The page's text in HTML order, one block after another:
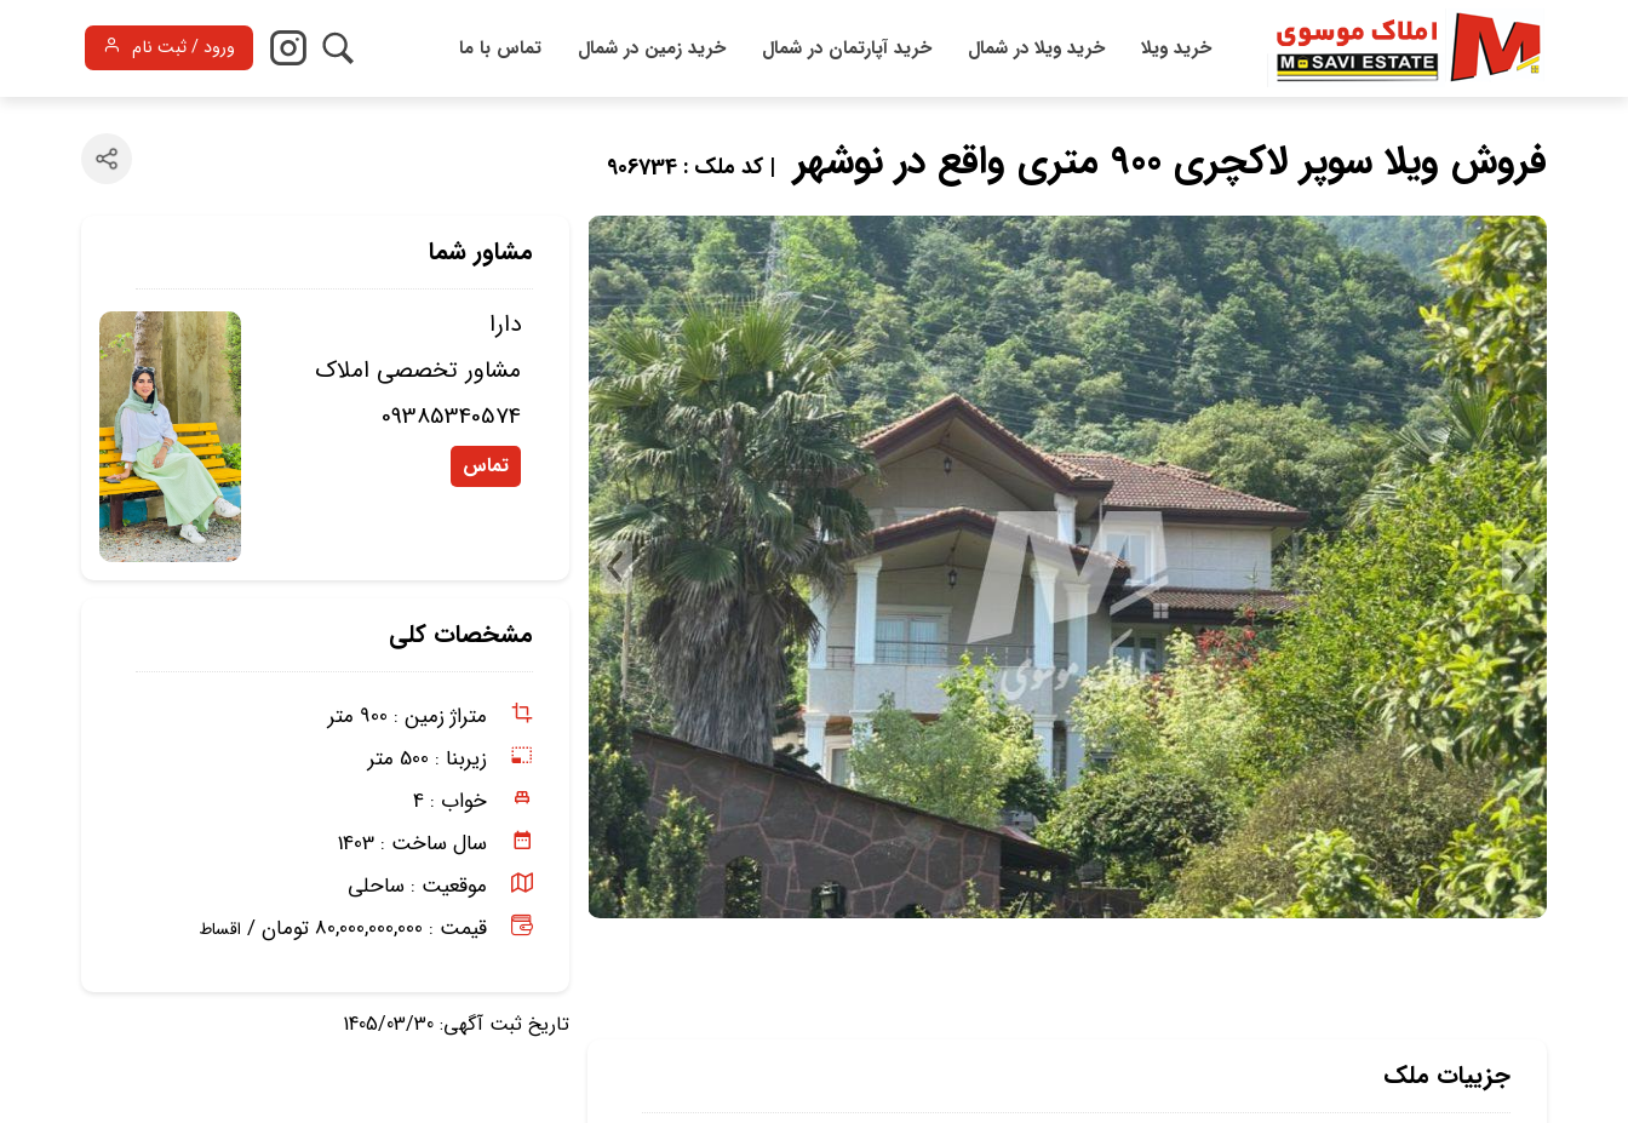
خرید ویلا خرید ویلا در شمال خرید آپارتمان در شمال خرید زمین در شمال تماس با ما ورود / ثبت نام
فروش ویلا سوپر لاکچری 900 متری واقع در نوشهر | کد ملک : 906734
مشاور شما
دارا
مشاور تخصصی املاک
09385340574
تماس
مشخصات کلی
متراژ زمین : 900 متر
زیربنا : 500 متر
خواب : 4
سال ساخت : 1403
موقعیت : ساحلی
قیمت : 80,000,000,000 تومان /
اقساط
تاریخ ثبت آگهی: 1405/03/30
جزییات ملک